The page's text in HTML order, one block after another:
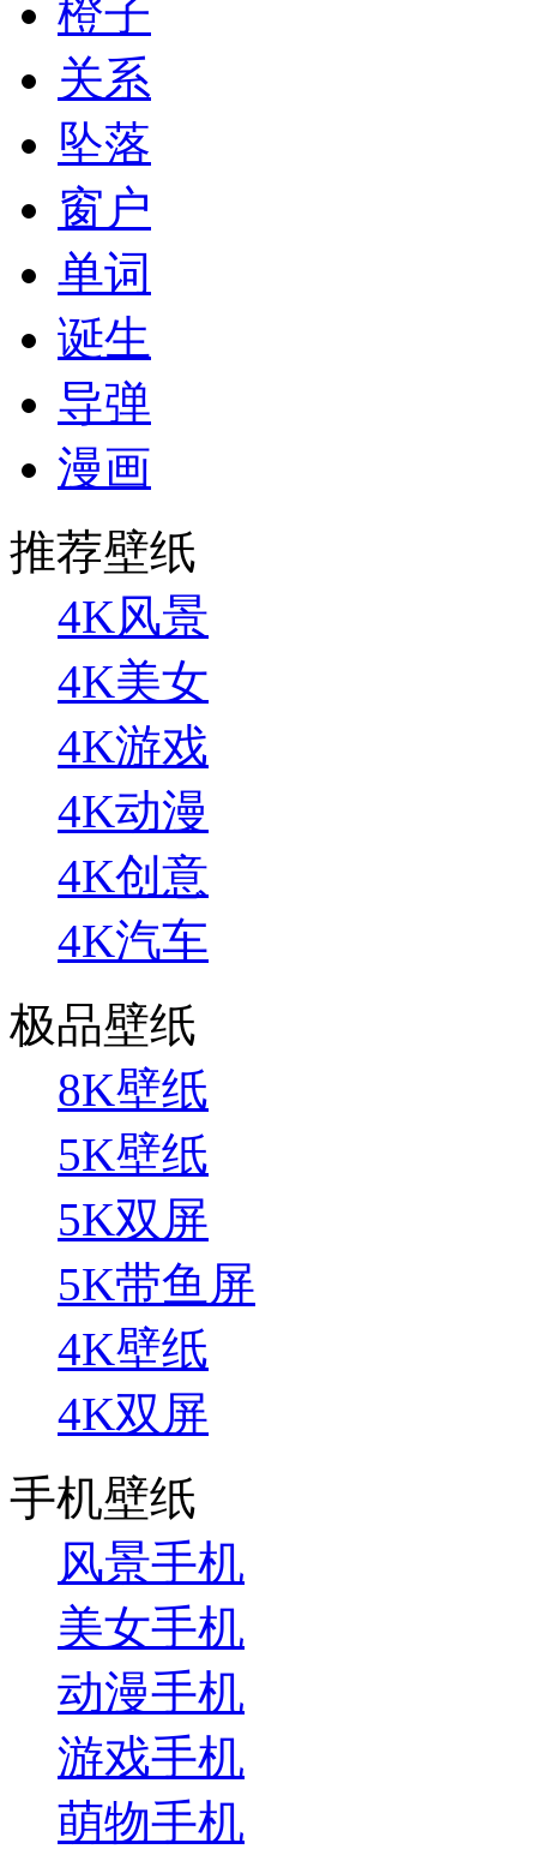
橙子
关系
坠落
窗户
单词
诞生
导弹
漫画
推荐壁纸
4K风景
4K美女
4K游戏
4K动漫
4K创意
4K汽车
极品壁纸
8K壁纸
5K壁纸
5K双屏
5K带鱼屏
4K壁纸
4K双屏
手机壁纸
风景手机
美女手机
动漫手机
游戏手机
萌物手机